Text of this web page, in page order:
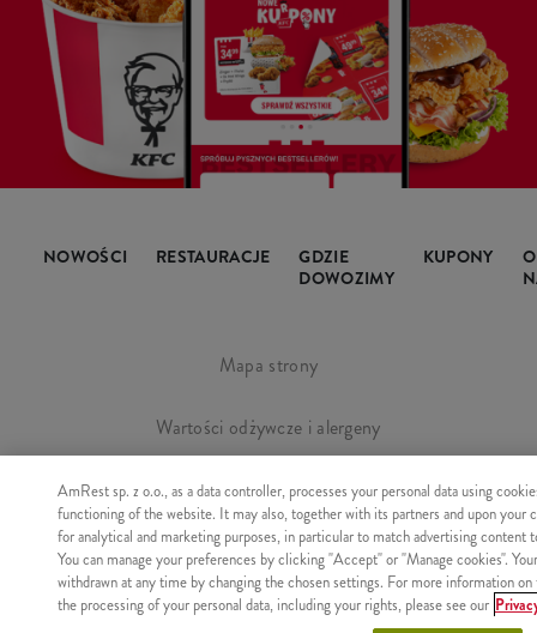
NOWOŚCI RESTAURACJE
GDZIE
DOWOZIMY
KUPONY
O
Mapa strony
Wartości odżywcze i alergeny
Regulamin i polityka prywatności
Manage Cookies
Copyright © AmRest Sp. z o.o. 2026
AmRest sp. z o.o., as a data controller, processes your personal data using
functioning of the website. It may also, together with its partners and upon your
for analytical and marketing purposes, in particular to match advertising content
You can manage your preferences by clicking "Accept" or "Manage cookies".
withdrawn at any time by changing the chosen settings. For more information
the processing of your personal data, including your rights, please see our